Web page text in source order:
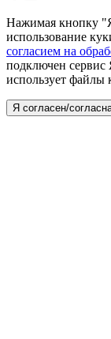
Нажимая кнопку "Я
использование
согласием на
подключен
использует файлы
Я согласен/